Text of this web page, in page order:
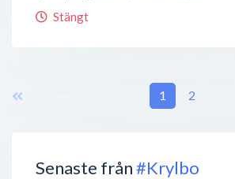
Senaste från#Krylbo
Stängt
1 2